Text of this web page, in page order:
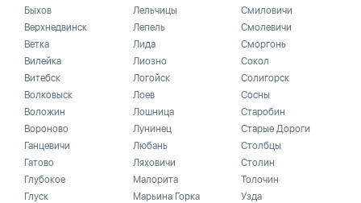
Быхов
Верхнедвинск
Ветка
Вилейка
Витебск
Волковыск
Воложин
Вороново
Ганцевичи
Гатово
Глубокое
Глуск
Лельчицы
Лепель
Лида
Лиозно
Логойск
Лоев
Лошница
Лунинец
Любань
Ляховичи
Малорита
Марьина Горка
Смиловичи
Смолевичи
Сморгонь
Сокол
Солигорск
Сосны
Старобин
Старые Дороги
Столбцы
Столин
Толочин
Узда